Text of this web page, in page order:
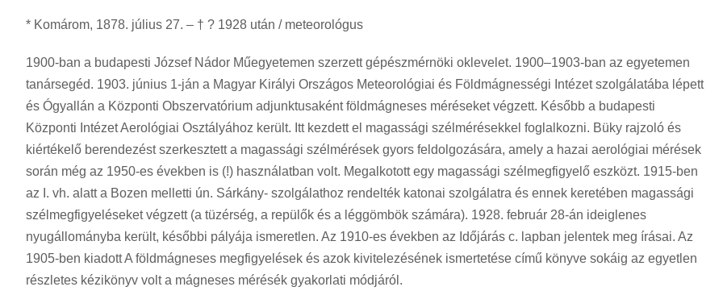
* Komárom, 1878. július 27. – † ? 1928 után / meteorológus
1900-ban a budapesti József Nádor Műegyetemen szerzett gépészmérnöki oklevelet. 1900–1903-ban az egyetemen
tanársegéd. 1903. június 1-ján a Magyar Királyi Országos Meteorológiai és Földmágnességi Intézet szolgálatába lépett
és Ógyallán a Központi Obszervatórium adjunktusaként földmágneses méréseket végzett. Később a budapesti
Központi Intézet Aerológiai Osztályához került. Itt kezdett el magassági szélmérésekkel foglalkozni. Büky rajzoló és
kiértékelő berendezést szerkesztett a magassági szélmérések gyors feldolgozására, amely a hazai aerológiai mérések
során még az 1950-es években is (!) használatban volt. Megalkotott egy magassági szélmegfigyelő eszközt. 1915-ben
az I. vh. alatt a Bozen melletti ún. Sárkány- szolgálathoz rendelték katonai szolgálatra és ennek keretében magassági
szélmegfigyeléseket végzett (a tüzérség, a repülők és a léggömbök számára). 1928. február 28-án ideiglenes
nyugállományba került, későbbi pályája ismeretlen. Az 1910-es években az Időjárás c. lapban jelentek meg írásai. Az
1905-ben kiadott A földmágneses megfigyelések és azok kivitelezésének ismertetése című könyve sokáig az egyetlen
részletes kézikönyv volt a mágneses mérésék gyakorlati módjáról.